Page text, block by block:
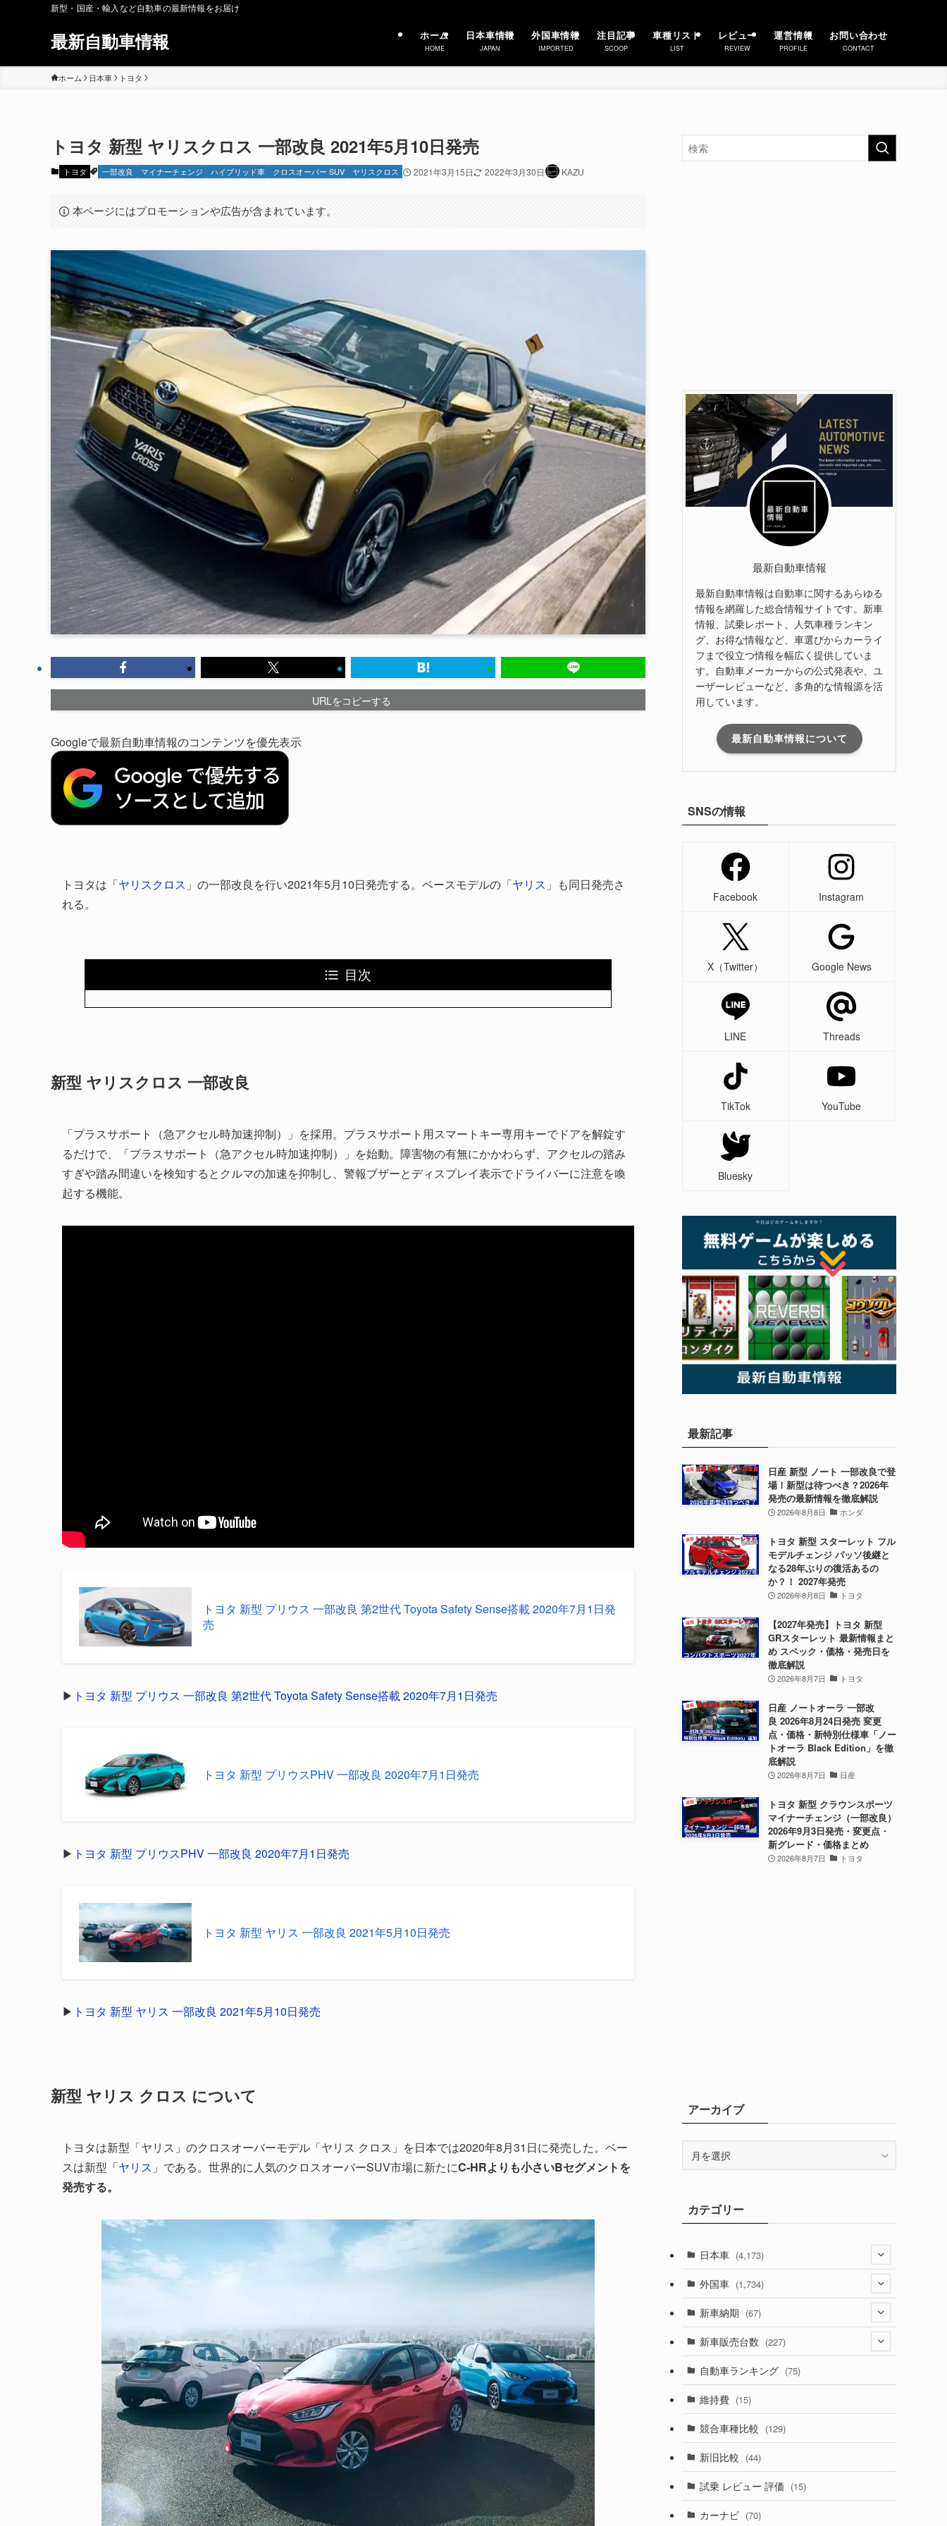
新型・国産・輸入など自動車の最新情報をお届け
最新自動車情報 ホーム
HOME
日本車情報
JAPAN
外国車情報
IMPORTED
注目記事
SCOOP
車種リスト
LIST
レビュー
REVIEW
運営情報
PROFILE
お問い合わせ
CONTACT
ホーム 日本車 トヨタ
トヨタ 新型 ヤリスクロス 一部改良 2021年5月10日発売
トヨタ 一部改良 マイナーチェンジ ハイブリッド車 クロスオーバー SUV ヤリスクロス 2021年3月15日 2022年3月30日 KAZU
本ページにはプロモーションや広告が含まれています。
URLをコピーする
Googleで最新自動車情報のコンテンツを優先表示
トヨタは「ヤリスクロス 」の一部改良を行い2021年5月10日発売する。ベースモデルの「ヤリス 」も同日発売さ
れる。
目次
新型 ヤリスクロス 一部改良
「プラスサポート（急アクセル時加速抑制）」を採用。プラスサポート用スマートキー専用キーでドアを解錠す
るだけで、「プラスサポート（急アクセル時加速抑制）」を始動。障害物の有無にかかわらず、アクセルの踏み
すぎや踏み間違いを検知するとクルマの加速を抑制し、警報ブザーとディスプレイ表示でドライバーに注意を喚
起する機能。
トヨタ 新型 プリウス 一部改良 第2世代 Toyota Safety Sense搭載 2020年7月1日発
売
▶ トヨタ 新型 プリウス 一部改良 第2世代 Toyota Safety Sense搭載 2020年7月1日発売
トヨタ 新型 プリウスPHV 一部改良 2020年7月1日発売
▶ トヨタ 新型 プリウスPHV 一部改良 2020年7月1日発売
トヨタ 新型 ヤリス 一部改良 2021年5月10日発売
▶ トヨタ 新型 ヤリス 一部改良 2021年5月10日発売
新型 ヤリス クロス について
トヨタは新型「ヤリス」のクロスオーバーモデル「ヤリス クロス」を日本では2020年8月31日に発売した。ベー
スは新型「ヤリス 」である。世界的に人気のクロスオーバーSUV市場に新たにC-HRよりも小さいBセグメントを
発売する。
最新自動車情報
最新自動車情報は自動車に関するあらゆる
情報を網羅した総合情報サイトです。新車
情報、試乗レポート、人気車種ランキン
グ、お得な情報など、車選びからカーライ
フまで役立つ情報を幅広く提供していま
す。自動車メーカーからの公式発表や、ユ
ーザーレビューなど、多角的な情報源を活
用しています。
最新自動車情報について
SNSの情報
Facebook Instagram
X（Twitter） Google News
LINE Threads
TikTok YouTube
Bluesky
最新記事
日産 新型 ノート 一部改良で登
場！新型は待つべき？2026年
発売の最新情報を徹底解説
2026年8月8日 ホンダ
トヨタ 新型 スターレット フル
モデルチェンジ パッソ後継と
なる28年ぶりの復活あるの
か？！ 2027年発売
2026年8月8日 トヨタ
【2027年発売】トヨタ 新型
GRスターレット 最新情報まと
め スペック・価格・発売日を
徹底解説
2026年8月7日 トヨタ
日産 ノートオーラ 一部改
良 2026年8月24日発売 変更
点・価格・新特別仕様車「ノー
トオーラ Black Edition」を徹
底解説
2026年8月7日 日産
トヨタ 新型 クラウンスポーツ
マイナーチェンジ（一部改良）
2026年9月3日発売・変更点・
新グレード・価格まとめ
2026年8月7日 トヨタ
アーカイブ
ブカテゴリー
日本車 (4,173)
(1,321)
(329)
(526)
(357)
(328)
(194)
(230)
(253)
外国車 (1,734)
(188)
(242)
(85)
(84)
(14)
(222)
新車納期 (67)
(28)
(8)
(3)
(3)
(5)
新車販売台数 (227)
(21)
(5)
(7)
自動車ランキング (75)
維持費 (15)
競合車種比較 (129)
新旧比較 (44)
試乗 レビュー 評価 (15)
カーナビ (70)